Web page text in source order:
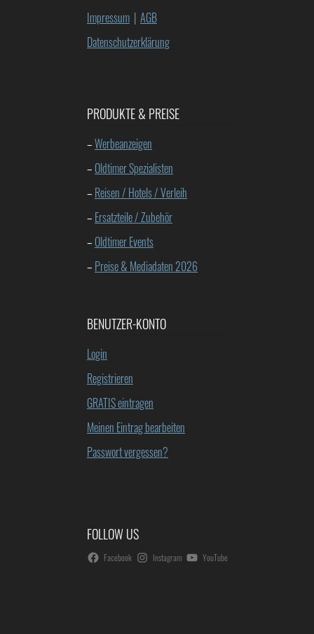
Impressum | AGB
Datenschutzerklärung
PRODUKTE & PREISE
–Werbeanzeigen
– Oldtimer Spezialisten
– Reisen / Hotels / Verleih
– Ersatzteile / Zubehör
– Oldtimer Events
– Preise & Mediadaten 2026
BENUTZER-KONTO
Login
Registrieren
GRATIS eintragen
Meinen Eintrag bearbeiten
Passwort vergessen?
FOLLOW US
Facebook Instagram YouTube